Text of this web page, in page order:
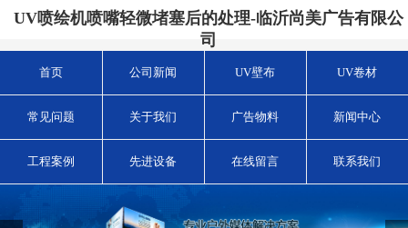
UV喷绘机喷嘴轻微堵塞后的处理-临沂尚美广告有限公
司
首页 公司新闻 UV壁布 UV卷材
常见问题 关于我们 广告物料 新闻中心
工程案例 先进设备 在线留言 联系我们